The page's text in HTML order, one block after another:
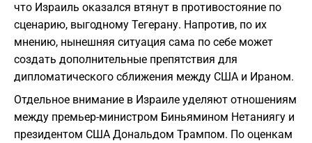
что Израиль оказался втянут в противостояние по
сценарию, выгодному Тегерану. Напротив, по их
мнению, нынешняя ситуация сама по себе может
создать дополнительные препятствия для
дипломатического сближения между США и Ираном.
Отдельное внимание в Израиле уделяют отношениям
между премьер-министром Биньямином Нетаниягу и
президентом США Дональдом Трампом. По оценкам